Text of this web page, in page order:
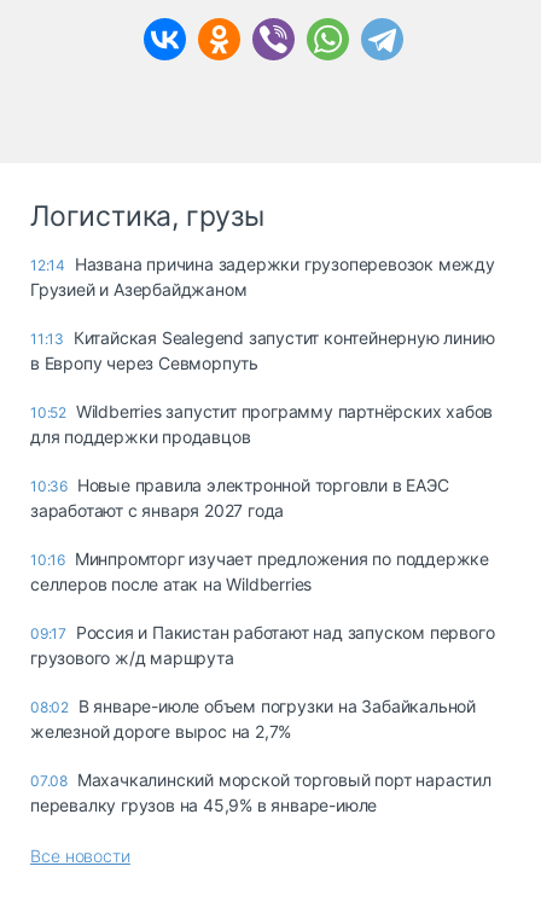
Логистика, грузы
12:14
Названа причина задержки грузоперевозок между
Грузией и Азербайджаном
11:13
Китайская Sealegend запустит контейнерную линию
в Европу через Севморпуть
10:52 Wildberries запустит программу партнёрских хабов
для поддержки продавцов
10:36 Новые правила электронной торговли в ЕАЭС
заработают с января 2027 года
10:16 Минпромторг изучает предложения по поддержке
селлеров после атак на Wildberries
09:17
Россия и Пакистан работают над запуском первого
грузового ж/д маршрута
08:02 В январе-июле объем погрузки на Забайкальной
железной дороге вырос на 2,7%
07.08 Махачкалинский морской торговый порт нарастил
перевалку грузов на 45,9% в январе-июле
Все новости